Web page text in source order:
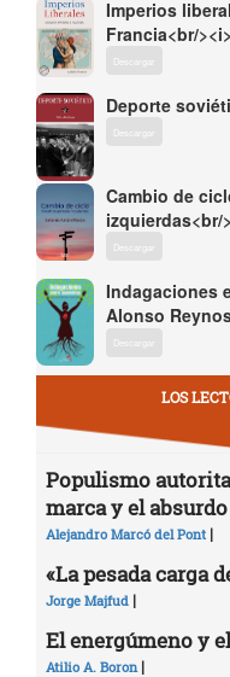
Imperios
Francia<br/
Descargar
Deporte
Descargar
Cambio de
izquierdas<br/
Descargar
Indagaciones
Alonso
Descargar
LOS
Populismo
marca y el
Alejandro Marcó del Pont |
«La pesada carga
Jorge Majfud |
El energúmeno y
Atilio A. Boron |